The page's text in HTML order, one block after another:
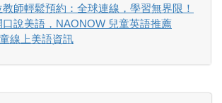
教師輕鬆預約：全球連線，學習無界限！
說美語，NAONOW 兒童英語推薦
線上美語資訊